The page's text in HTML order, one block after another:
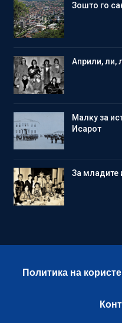
Зошто го
Aприли, ли,
Малку за
Исарот
Зa младите
Политика на